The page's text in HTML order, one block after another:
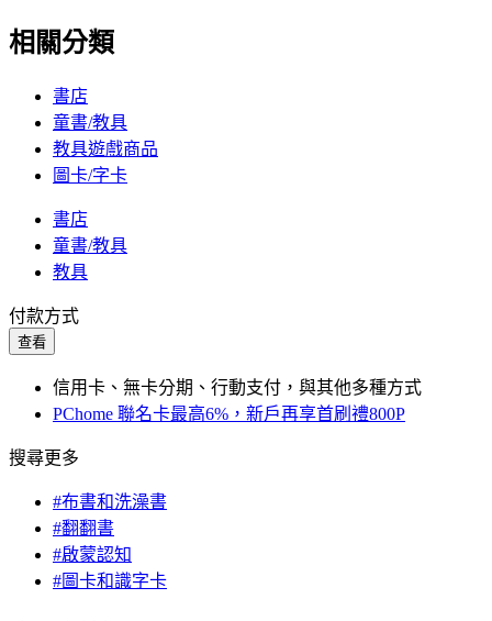
相關分類
書店
童書/教具
教具遊戲商品
圖卡/字卡
書店
童書/教具
教具
付款方式
查看
信用卡、無卡分期、行動支付，與其他多種方式
PChome 聯名卡最高6%，新戶再享首刷禮800P
搜尋更多
#布書和洗澡書
#翻翻書
#啟蒙認知
#圖卡和識字卡